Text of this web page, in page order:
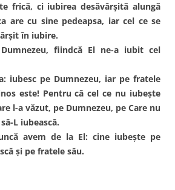
frică, ci iubirea desăvârşită alungă
are cu sine pedeapsa, iar cel ce se
în iubire.
fiindcă El ne-a iubit cel
iubesc pe Dumnezeu, iar pe fratele
este! Pentru că cel ce nu iubeşte
l-a văzut, pe Dumnezeu, pe Care nu
L iubească.
avem de la El: cine iubeşte pe
şi pe fratele său.